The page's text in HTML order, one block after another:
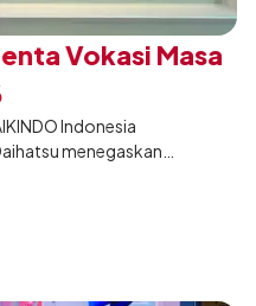
Vokasi Masa
Indonesia
menegaskan
kualitas SDM (Sumber Daya
bertema “Bersama Sahabat
diwujudkan melalui ajang